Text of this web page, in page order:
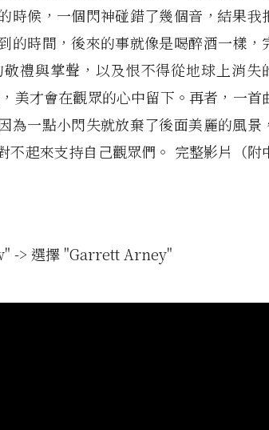
時候，一個閃神碰錯了幾個音，結果我
的時間，後來的事就像是喝醉酒一樣，
禮與掌聲，以及恨不得從地球上消失
美才會在觀眾的心中留下。再者，一首
為一點小閃失就放棄了後面美麗的風景，
不起來支持自己觀眾們。 完整影片（附
-> 選擇 "Garrett Arney"